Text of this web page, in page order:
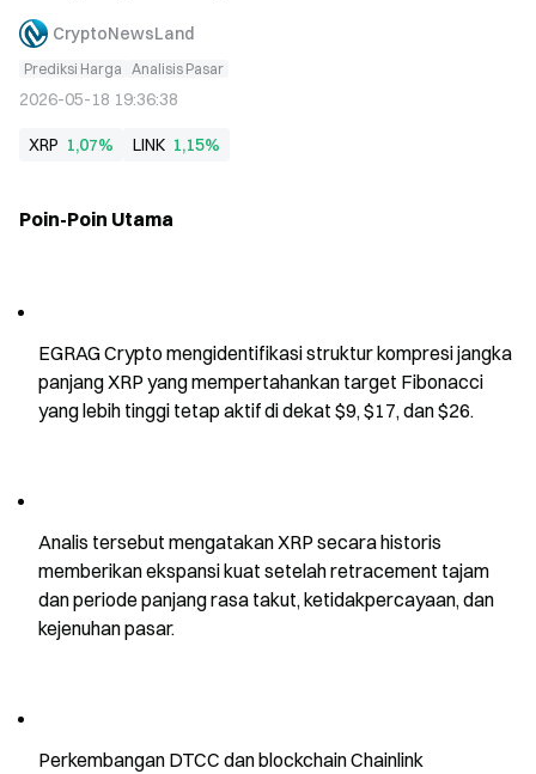
CryptoNewsLand
Prediksi Harga Analisis Pasar
2026-05-18 19:36:38
XRP 1,07% LINK 1,15%
Poin-Poin Utama
EGRAG Crypto mengidentifikasi struktur kompresi jangka
panjang XRP yang mempertahankan target Fibonacci
yang lebih tinggi tetap aktif di dekat $9, $17, dan $26.
Analis tersebut mengatakan XRP secara historis
memberikan ekspansi kuat setelah retracement tajam
dan periode panjang rasa takut, ketidakpercayaan, dan
kejenuhan pasar.
Perkembangan DTCC dan blockchain Chainlink